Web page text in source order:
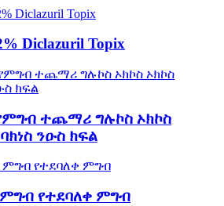
Diclazuril Topix
ተጨማሪ ግሉኮስ ኦክኮስ
ንዑስ ክፍል
ምግብ የተደባለቀ ምግብ